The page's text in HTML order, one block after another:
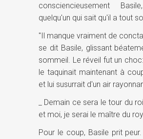
consciencieusement
quelqu'un qui sait qu'il a tout
"Il manque vraiment de
se dit Basile, glissant
sommeil. Le réveil fut un
le taquinait maintenant à
et lui susurrait d'un air
_ Demain ce sera le tour du
et moi, je serai le maître du
Pour le coup, Basile prit